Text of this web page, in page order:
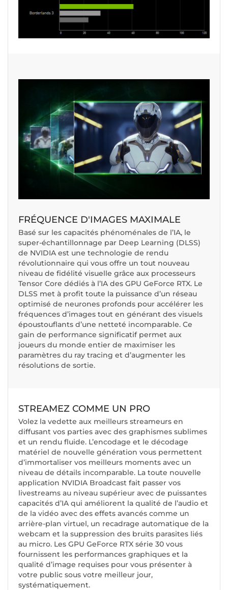
FRÉQUENCE D'IMAGES MAXIMALE
Basé sur les capacités phénoménales de l’IA, le
super-échantillonnage par Deep Learning (DLSS)
de NVIDIA est une technologie de rendu
révolutionnaire qui vous offre un tout nouveau
niveau de fidélité visuelle grâce aux processeurs
Tensor Core dédiés à l’IA des GPU GeForce RTX. Le
DLSS met à profit toute la puissance d’un réseau
optimisé de neurones profonds pour accélérer les
fréquences d’images tout en générant des visuels
époustouflants d’une netteté incomparable. Ce
gain de performance significatif permet aux
joueurs du monde entier de maximiser les
paramètres du ray tracing et d’augmenter les
résolutions de sortie.
STREAMEZ COMME UN PRO
Volez la vedette aux meilleurs streameurs en
diffusant vos parties avec des graphismes sublimes
et un rendu fluide. L’encodage et le décodage
matériel de nouvelle génération vous permettent
d’immortaliser vos meilleurs moments avec un
niveau de détails incomparable. La toute nouvelle
application NVIDIA Broadcast fait passer vos
livestreams au niveau supérieur avec de puissantes
capacités d’IA qui améliorent la qualité de l’audio et
de la vidéo avec des effets avancés comme un
arrière-plan virtuel, un recadrage automatique de la
webcam et la suppression des bruits parasites liés
au micro. Les GPU GeForce RTX série 30 vous
fournissent les performances graphiques et la
qualité d’image requises pour vous présenter à
votre public sous votre meilleur jour,
systématiquement.